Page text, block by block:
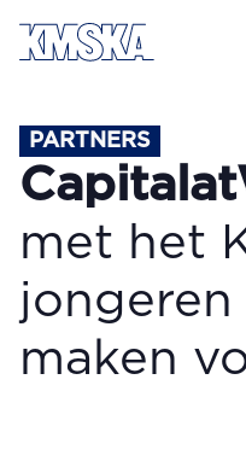
Ga naar hoofdinhoud
PARTNERS
met het
jongeren
maken